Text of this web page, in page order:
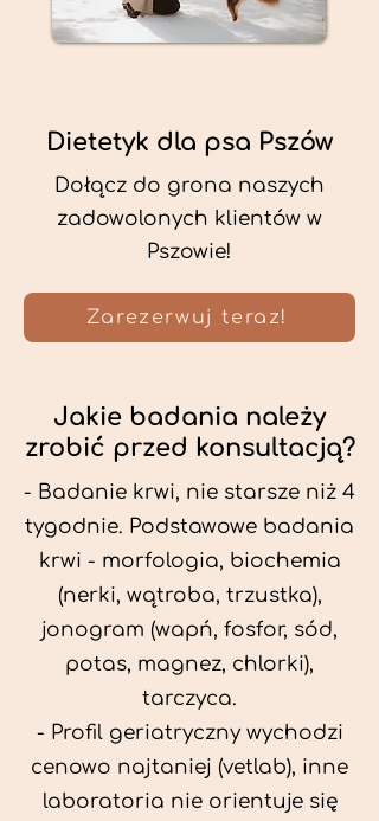
Dietetyk dla psa Pszów
Dołącz do grona naszych
zadowolonych klientów w
Pszowie!
Zarezerwuj teraz!
Jakie badania należy
zrobić przed konsultacją?
- Badanie krwi, nie starsze niż 4
tygodnie. Podstawowe badania
krwi - morfologia, biochemia
(nerki, wątroba, trzustka),
jonogram (wapń, fosfor, sód,
potas, magnez, chlorki),
tarczyca.
- Profil geriatryczny wychodzi
cenowo najtaniej (vetlab), inne
laboratoria nie orientuje się